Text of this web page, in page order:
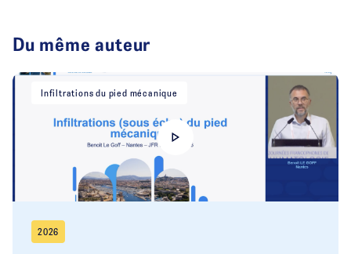
Du même auteur
Infiltrations du pied mécanique
2026